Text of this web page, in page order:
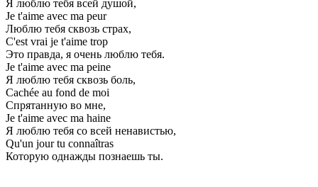
Я люблю тебя всей душой,
Je t'aime avec ma peur
Люблю тебя сквозь страх,
C'est vrai je t'aime trop
Это правда, я очень люблю тебя.
Je t'aime avec ma peine
Я люблю тебя сквозь боль,
Cachée au fond de moi
Спрятанную во мне,
Je t'aime avec ma haine
Я люблю тебя со всей ненавистью,
Qu'un jour tu connaîtras
Которую однажды познаешь ты.